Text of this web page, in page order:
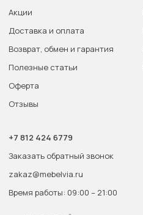
Акции
Доставка и оплата
Возврат, обмен и гарантия
Полезные статьи
Оферта
Отзывы
+7 812 424 6779
Заказать обратный звонок
zakaz@mebelvia.ru
Время работы: 09:00 – 21:00